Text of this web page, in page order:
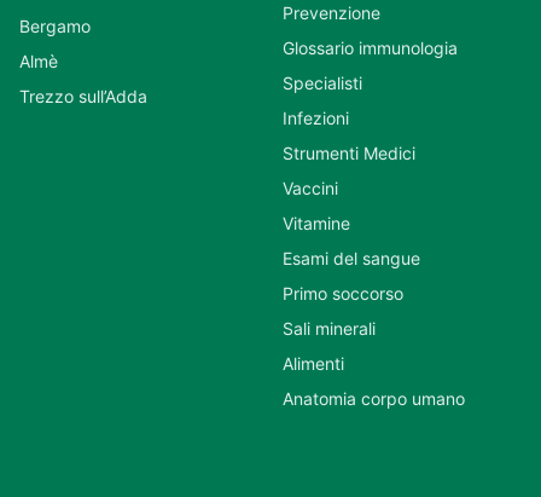
Bergamo
Almè
Trezzo sull’Adda
Prevenzione
Glossario immunologia
Specialisti
Infezioni
Strumenti Medici
Vaccini
Vitamine
Esami del sangue
Primo soccorso
Sali minerali
Alimenti
Anatomia corpo umano